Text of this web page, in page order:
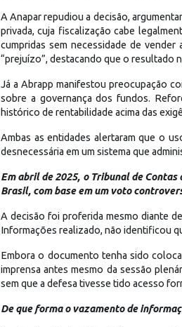
A Anapar repudiou a decisão,
privada, cuja fiscalização cabe
cumpridas sem necessidade de
“prejuízo”, destacando que o resultado
Já a Abrapp manifestou preocupação
sobre a governança dos fundos.
histórico de rentabilidade acima das
Ambas as entidades alertaram que o
desnecessária em um sistema que
Em abril de 2025, o Tribunal de
Brasil, com base em um voto
A decisão foi proferida mesmo diante
Informações realizado, não identificou
Embora o documento tenha sido
imprensa antes mesmo da sessão
sem que a defesa tivesse tido acesso
De que forma o vazamento de